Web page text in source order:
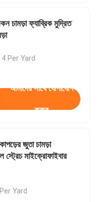
চামড়া ফ্যাব্রিক মুদ্রিত
Per Yard
আমাদের সাথে যোগাযোগ
করুন
জুতা চামড়া
স্ট্রেচ মাইক্রোফাইবার
Yard